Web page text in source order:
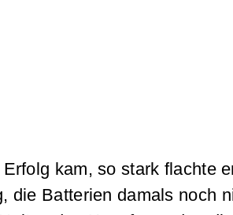
kam, so stark flachte
die Batterien damals noch